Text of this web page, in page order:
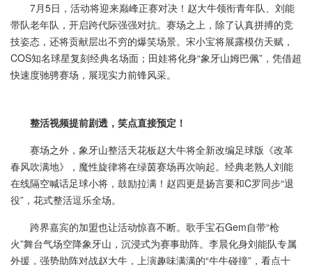
7月5日，活动将迎来巅峰正赛对决！赵大牛领衔青年队、刘能
带队老年队，开启跨代际强强对抗。赛场之上，除了认真拼搏的竞
技姿态，还将贡献层出不穷的爆笑场景。宋小宝将展露模仿天赋，
COS知名球星复刻经典名场面；田娃将化身“象牙山姆巴佩”，凭借超
快速度驰骋赛场，展现实力前锋风采。
整活视频提前剧透，笑点直接预定！
赛场之外，象牙山整活天花板赵大牛将全新改编足球版《改革
春风吹满地》，魔性旋律将在绿茵赛场再次响起。经典老熟人刘能
在线隔空喊话足球小将，鼓励拉满！赵四更是扬言要和C罗同步“退
役”，花式整活逗乐全场。
跨界嘉宾的加盟也让活动惊喜不断。歌手宝石Gem自带“枪
火”舞台气场空降象牙山，沉浸式为赛事助阵。李晨化身刘能队专属
外援，强势助阵对战赵大牛，上演趣味满满的“牛牛碰撞”，看点十